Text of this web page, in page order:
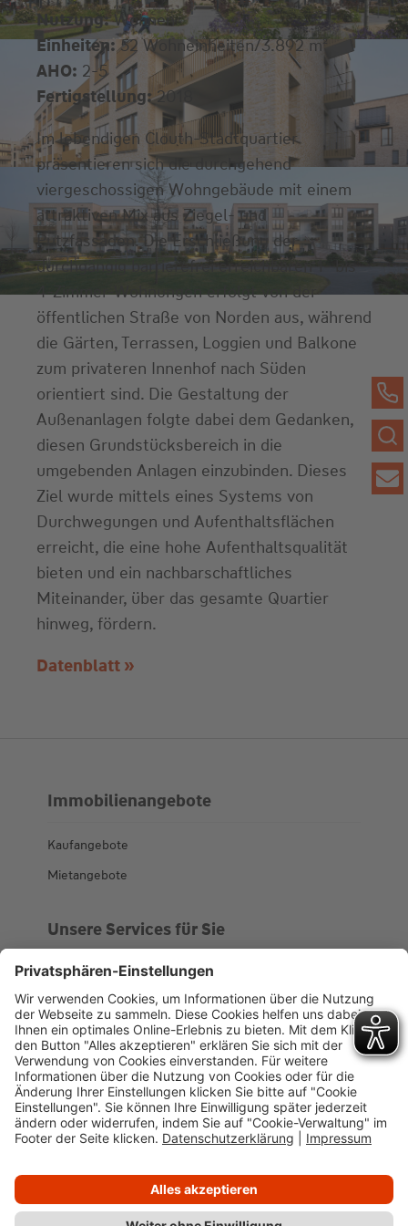
Nutzung:Wohnen
Einheiten:52 Wohneinheiten/3.892 m²
AHO: 2-5
Fertigstellung:2018
Im lebendigen Clouth-Stadtquartier
präsentieren sich die durchgehend
viergeschossigen Wohngebäude mit einem
attraktiven Mix aus Ziegel- und
Putzfassaden. Die Erschließung der
durchgängig barrierefrei erreichbaren 1- bis
4-Zimmer-Wohnungen erfolgt von der
öffentlichen Straße von Norden aus, während
die Gärten, Terrassen, Loggien und Balkone
zum privateren Innenhof nach Süden
orientiert sind. Die Gestaltung der
Außenanlagen folgte dabei dem Gedanken,
diesen Grundstücksbereich in die
umgebenden Anlagen einzubinden. Dieses
Ziel wurde mittels eines Systems von
Durchwegungen und Aufenthaltsflächen
erreicht, die eine hohe Aufenthaltsqualität
bieten und ein nachbarschaftliches
Miteinander, über das gesamte Quartier
hinweg, fördern.
Datenblatt »
Immobilienangebote
Kaufangebote
Mietangebote
Unsere Services für Sie
Kundenportal
Ankaufsprofil
Über WHS
Unsere Geschichte
News
Impressum Datenschutz Cookie-Verwaltung